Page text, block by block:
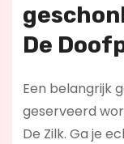
De
Een belangrijk
geserveerd
De Zilk. Ga je